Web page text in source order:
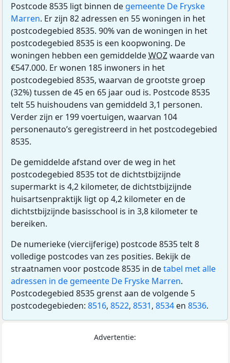
Postcode 8535 ligt binnen de gemeente De Fryske
Marren. Er zijn 82 adressen en 55 woningen in het
postcodegebied 8535. 90% van de woningen in het
postcodegebied 8535 is een koopwoning. De
woningen hebben een gemiddeldeWOZwaarde van
€547.000. Er wonen 185 inwoners in het
postcodegebied 8535, waarvan de grootste groep
(32%) tussen de 45 en 65 jaar oud is. Postcode 8535
telt 55 huishoudens van gemiddeld 3,1 personen.
Verder zijn er 199 voertuigen, waarvan 104
personenauto’s geregistreerd in het postcodegebied
8535.
De gemiddelde afstand over de weg in het
postcodegebied 8535 tot de dichtstbijzijnde
supermarkt is 4,2 kilometer, de dichtstbijzijnde
huisartsenpraktijk ligt op 4,2 kilometer en de
dichtstbijzijnde basisschool is in 3,8 kilometer te
bereiken.
De numerieke (viercijferige) postcode 8535 telt 8
volledige postcodes van zes posities. Bekijk de
straatnamen voor postcode 8535 in detabel met alle
adressen in de gemeente De Fryske Marren.
Postcodegebied 8535 grenst aan de volgende 5
postcodegebieden: 8516, 8522, 8531, 8534 en 8536.
Advertentie: